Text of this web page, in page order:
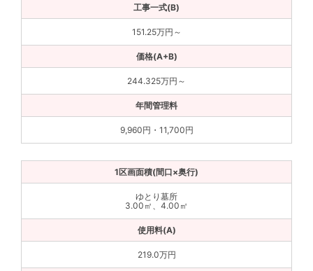
151.25万円～
244.325万円～
9,960円・11,700円
ゆとり墓所
3.00㎡、4.00㎡
219.0万円